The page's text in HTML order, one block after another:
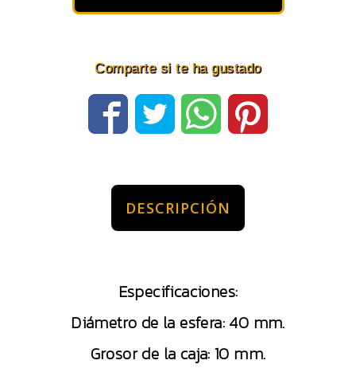
Comparte si te ha gustado
DESCRIPCIÓN
Especificaciones:
Diámetro de la esfera: 40 mm.
Grosor de la caja: 10 mm.